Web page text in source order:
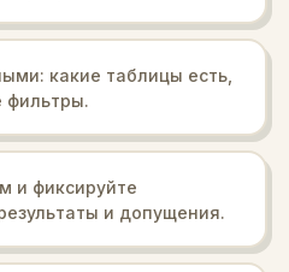
какие таблицы есть,
фильтры.
и фиксируйте
и допущения.